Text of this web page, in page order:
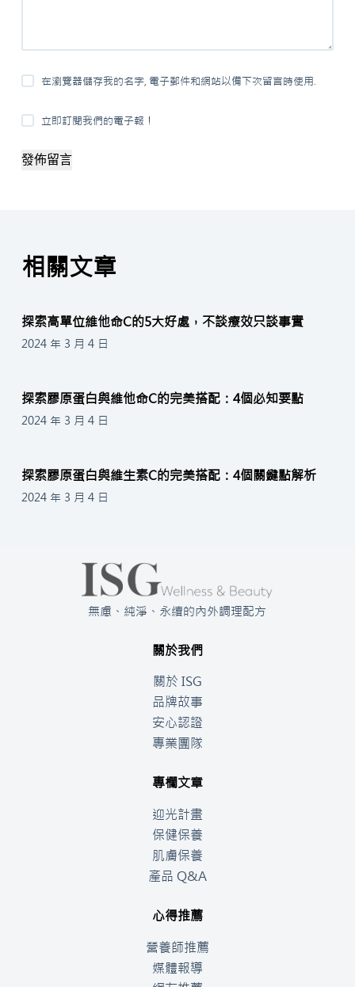
在瀏覽器儲存我的名字, 電子郵件和網站以備下次留言時使用.
立即訂閱我們的電子報！
發佈留言
相關文章
探索高單位維他命C的5大好處，不談療效只談事實
2024 年 3 月 4 日
探索膠原蛋白與維他命C的完美搭配：4個必知要點
2024 年 3 月 4 日
探索膠原蛋白與維生素C的完美搭配：4個關鍵點解析
2024 年 3 月 4 日
無慮、純淨、永續的內外調理配方
關於我們
關於 ISG
品牌故事
安心認證
專業團隊
專欄文章
迎光計畫
保健保養
肌膚保養
產品 Q&A
心得推薦
營養師推薦
媒體報導